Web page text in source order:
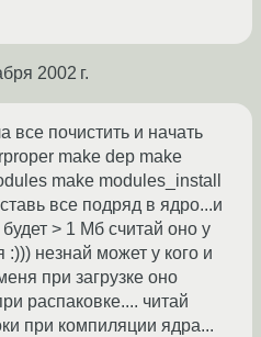
2002 г.
все почистить и начать
make dep make
make modules_install
все подряд в ядро...и
> 1 Мб считай оно у
:))) незнай может у кого и
при загрузке оно
распаковке.... читай
при компиляции ядра...